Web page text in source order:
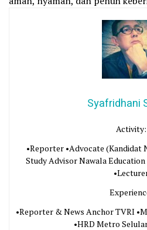
Syafridhani
Activity:
•Reporter •Advocate (Kandidat
Study Advisor Nawala
•Reporter & News Anchor TVRI
•HRD Metro